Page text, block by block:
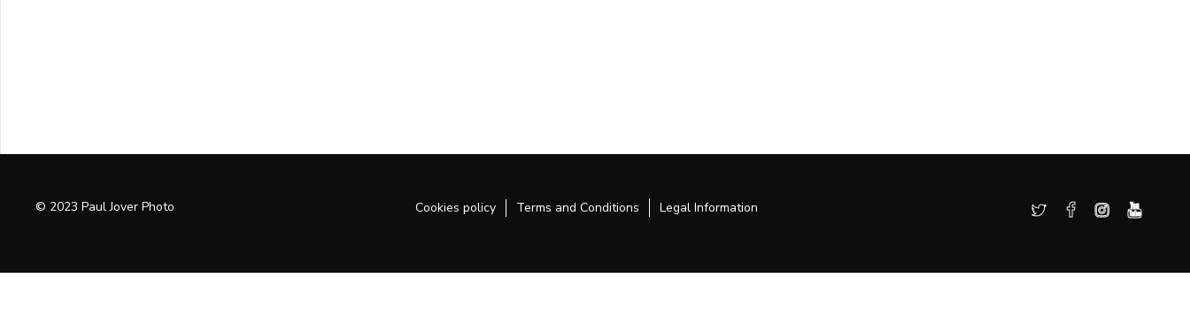
© 2023 Paul Jover Photo Cookies policy Terms and Conditions Legal Information